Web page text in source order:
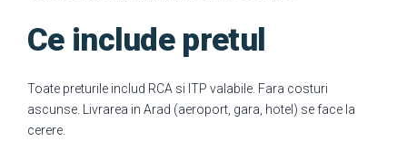
Ce include pretul
Toate preturile includ RCA si ITP valabile. Fara costuri
ascunse. Livrarea in Arad (aeroport, gara, hotel) se face la
cerere.